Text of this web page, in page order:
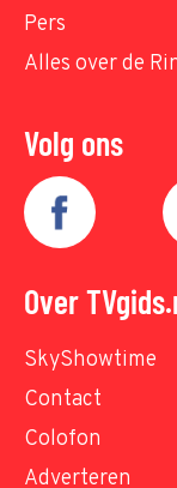
Pers
Alles over de
Volg ons
Over
SkyShowtime
Contact
Colofon
Adverteren